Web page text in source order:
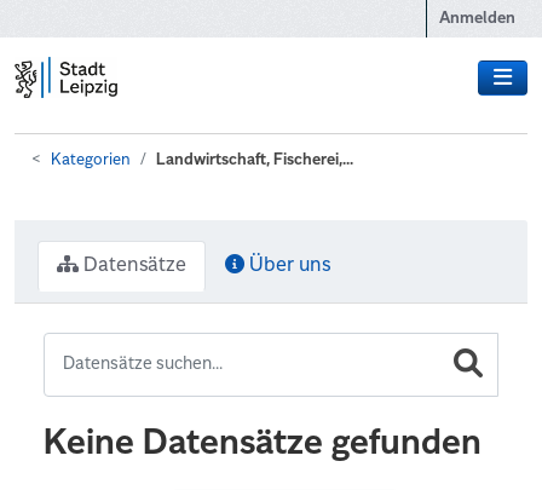
Anmelden
Kategorien Landwirtschaft, Fischerei,...
Datensätze Über uns
Keine Datensätze gefunden